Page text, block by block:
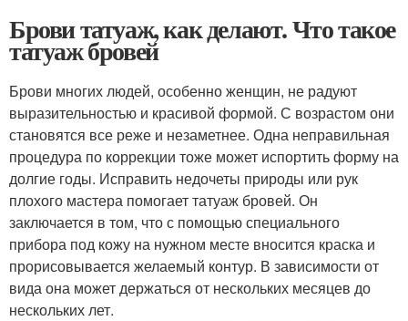
Брови татуаж, как делают. Что такое
татуаж бровей
Брови многих людей, особенно женщин, не радуют
выразительностью и красивой формой. С возрастом они
становятся все реже и незаметнее. Одна неправильная
процедура по коррекции тоже может испортить форму на
долгие годы. Исправить недочеты природы или рук
плохого мастера помогает татуаж бровей. Он
заключается в том, что с помощью специального
прибора под кожу на нужном месте вносится краска и
прорисовывается желаемый контур. В зависимости от
вида она может держаться от нескольких месяцев до
нескольких лет.